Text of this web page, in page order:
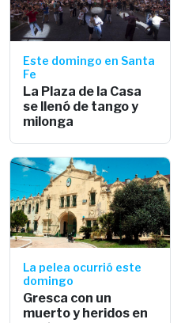
Este domingo en Santa
Fe
La Plaza de la Casa
se llenó de tango y
milonga
La pelea ocurrió este
domingo
Gresca con un
muerto y heridos en